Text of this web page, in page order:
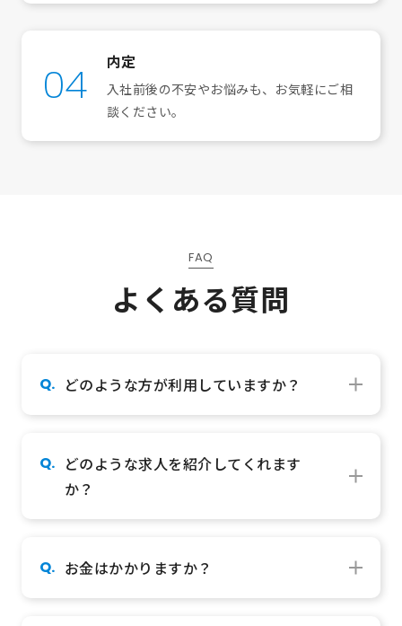
04 内定
入社前後の不安やお悩みも、お気軽にご相
談ください。
FAQ
よくある質問
Q. どのような方が利用していますか？
います。
Q. どのような求人を紹介してくれます
か？
Q. お金はかかりますか？